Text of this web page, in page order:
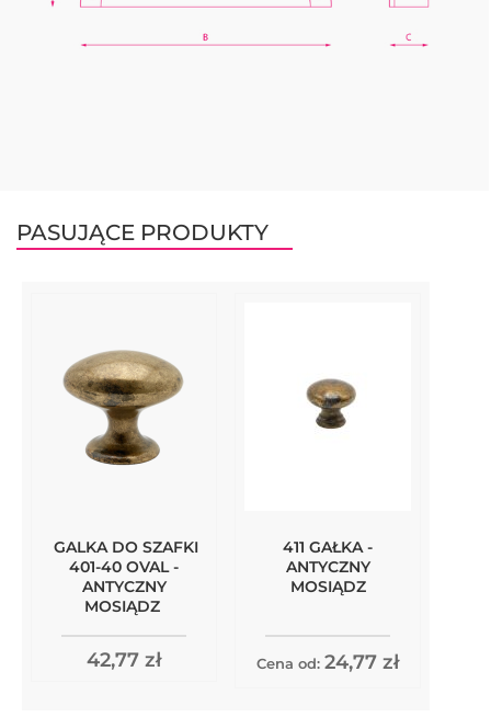
PASUJĄCE PRODUKTY
GALKA DO SZAFKI
401-40 OVAL -
ANTYCZNY
MOSIĄDZ
42,77 zł
411 GAŁKA -
ANTYCZNY
MOSIĄDZ
Cena od: 24,77 zł